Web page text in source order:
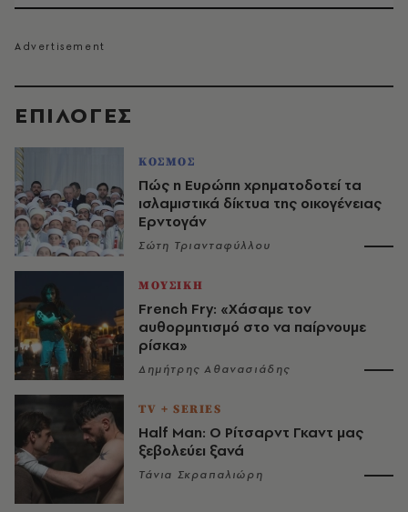
EΠΙΛΟΓΈΣ
ΚΟΣΜΟΣ
Πώς η Ευρώπη χρηματοδοτεί τα
ισλαμιστικά δίκτυα της οικογένειας
Ερντογάν
Σώτη Τριανταφύλλου
ΜΟΥΣΙΚΗ
French Fry: «Χάσαμε τον
αυθορμητισμό στο να παίρνουμε
ρίσκα»
Δημήτρης Αθανασιάδης
TV + SERIES
Half Man: Ο Ρίτσαρντ Γκαντ μας
ξεβολεύει ξανά
Τάνια Σκραπαλιώρη